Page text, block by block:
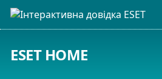
ESET HOME